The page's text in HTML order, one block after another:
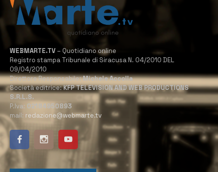
WEBMARTE.TV – Quotidiano online
Registro stampa Tribunale di Siracusa N. 04/2010 DEL
09/04/2010
Direttore Responsabile:Michele Accolla
Società editrice:KFP TELEVISION AND WEB PRODUCTIONS
S.R.L.S.
P.Iva: 02184950893
mail: redazione@webmarte.tv